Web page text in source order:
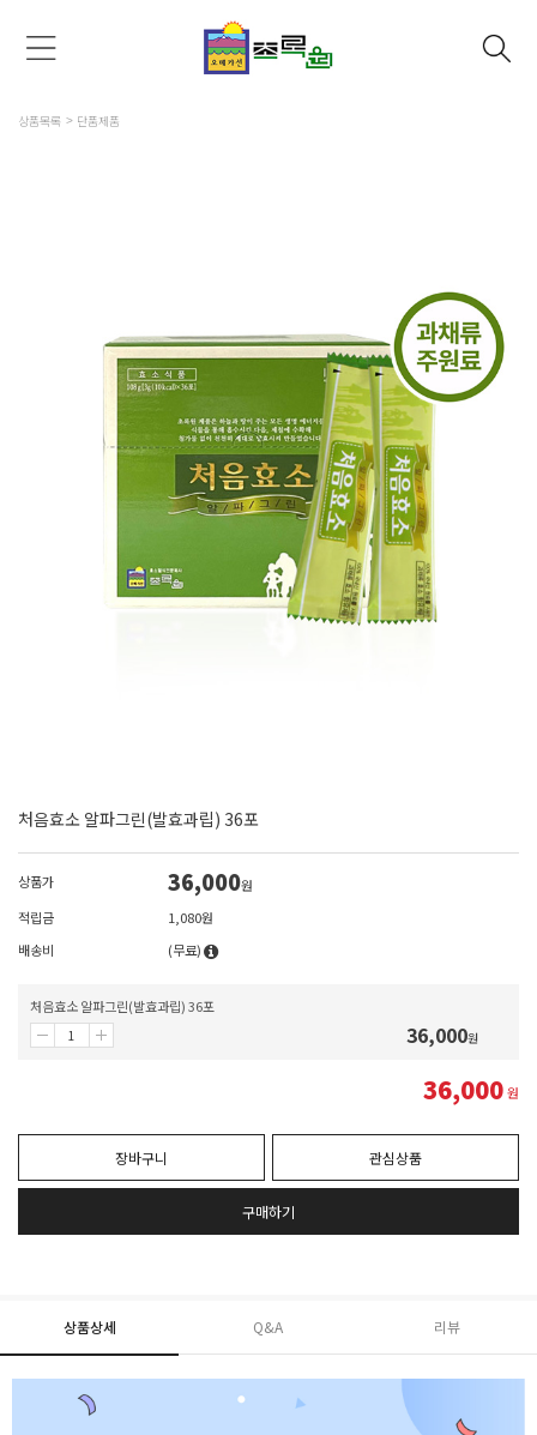
상품목록 단품제품
처음효소 알파그린(발효과립) 36포
상품가 36,000원
적립금
1,080원
배송비
(무료)
처음효소 알파그린(발효과립) 36포
36,000원
36,000원
장바구니 관심상품
구매하기
상품상세 Q&A 리뷰